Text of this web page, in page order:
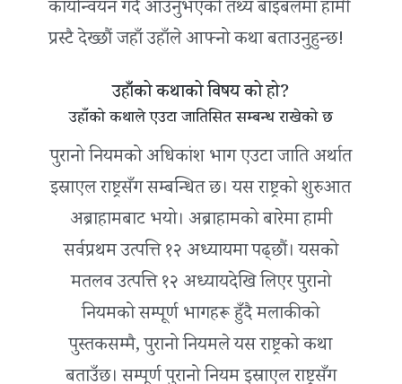
कार्यान्वयन गर्दै आउनुभएको तथ्य बाइबलमा हामी
प्रस्टै देख्छौं जहाँ उहाँले आफ्नो कथा बताउनुहुन्छ!
उहाँको कथाको विषय को हो?
उहाँको कथाले एउटा जातिसित सम्बन्ध राखेको छ
पुरानो नियमको अधिकांश भाग एउटा जाति अर्थात
इस्राएल राष्ट्रसँग सम्बन्धित छ। यस राष्ट्रको शुरुआत
अब्राहामबाट भयो। अब्राहामको बारेमा हामी
सर्वप्रथम उत्पत्ति १२ अध्यायमा पढ्छौं। यसको
मतलव उत्पत्ति १२ अध्यायदेखि लिएर पुरानो
नियमको सम्पूर्ण भागहरू हुँदै मलाकीको
पुस्तकसम्मै, पुरानो नियमले यस राष्ट्रको कथा